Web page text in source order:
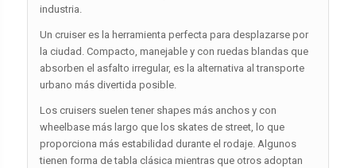
industria.
Un cruiser es la herramienta perfecta para desplazarse por
la ciudad. Compacto, manejable y con ruedas blandas que
absorben el asfalto irregular, es la alternativa al transporte
urbano más divertida posible.
Los cruisers suelen tener shapes más anchos y con
wheelbase más largo que los skates de street, lo que
proporciona más estabilidad durante el rodaje. Algunos
tienen forma de tabla clásica mientras que otros adoptan